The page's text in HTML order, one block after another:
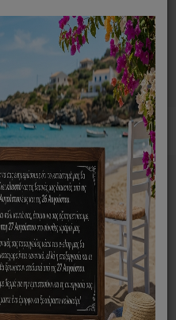
0
MENU
Υφάσματα Για Σκούπα